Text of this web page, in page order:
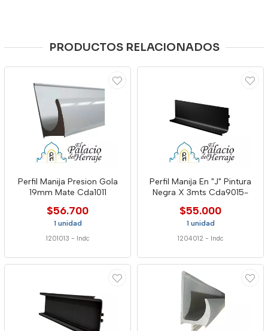
PRODUCTOS RELACIONADOS
Perfil Manija Presion Gola
19mm Mate Cda1011
$56.700
1 unidad
1201013 - Indc
Perfil Manija En "J" Pintura
Negra X 3mts Cda9015-
$55.000
1 unidad
1204012 - Indc